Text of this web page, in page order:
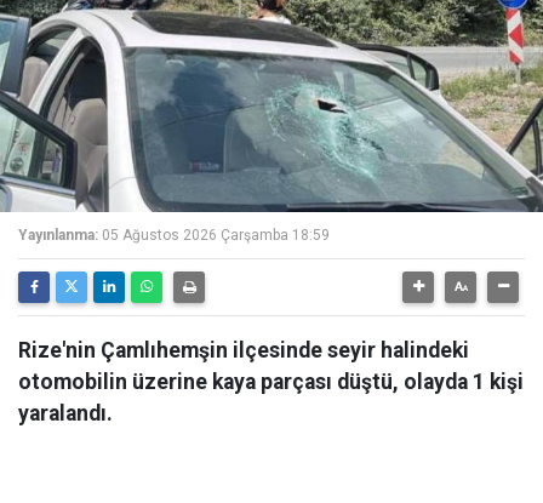
Yayınlanma: 05 Ağustos 2026 Çarşamba 18:59
Rize'nin Çamlıhemşin ilçesinde seyir halindeki
otomobilin üzerine kaya parçası düştü, olayda 1 kişi
yaralandı.